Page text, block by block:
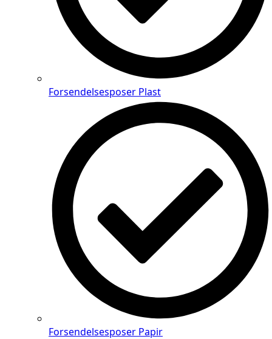
Forsendelsesposer Plast
Forsendelsesposer Papir